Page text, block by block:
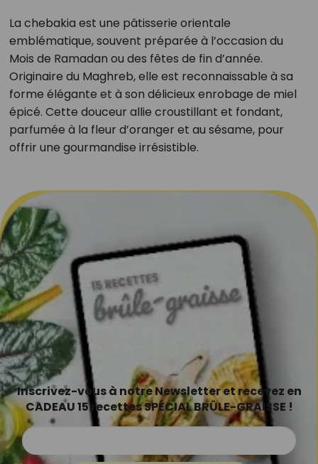
La chebakia est une pâtisserie orientale
emblématique, souvent préparée à l’occasion du
Mois de Ramadan ou des fêtes de fin d’année.
Originaire du Maghreb, elle est reconnaissable à sa
forme élégante et à son délicieux enrobage de miel
épicé. Cette douceur allie croustillant et fondant,
parfumée à la fleur d’oranger et au sésame, pour
offrir une gourmandise irrésistible.
Inscrivez-vous à notre Newsletter et recevez en
CADEAU 15 recettes SPÉCIAL BRÛLE-GRAISSE !